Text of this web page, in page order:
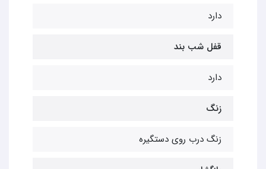
دارد
قفل شب بند
دارد
زنگ
زنگ درب روی دستگیره